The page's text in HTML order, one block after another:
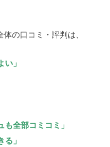
の口コミ・評判は、
い」
も全部コミコミ」
る」